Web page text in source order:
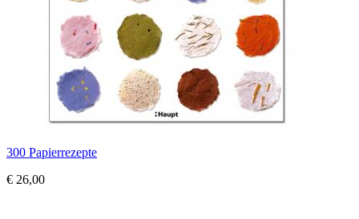
300 Papierrezepte
€ 26,00